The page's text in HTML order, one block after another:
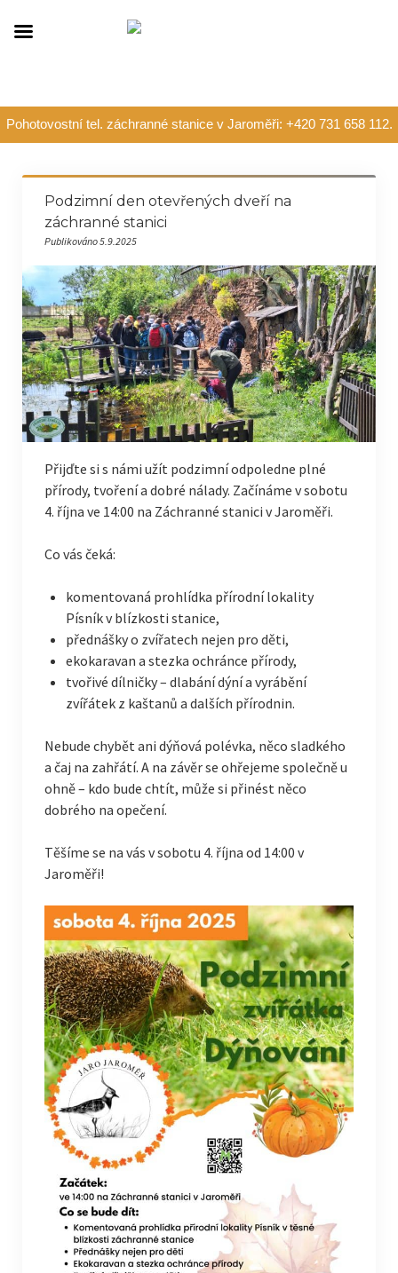
Pohotovostní tel. záchranné stanice v Jaroměři: +420 731 658 112.
Podzimní den otevřených dveří na
záchranné stanici
Publikováno 5.9.2025
Přijďte si s námi užít podzimní odpoledne plné
přírody, tvoření a dobré nálady. Začínáme v sobotu
4. října ve 14:00 na Záchranné stanici v Jaroměři.
Co vás čeká:
komentovaná prohlídka přírodní lokality
Písník v blízkosti stanice,
přednášky o zvířatech nejen pro děti,
ekokaravan a stezka ochránce přírody,
tvořivé dílničky – dlabání dýní a vyrábění
zvířátek z kaštanů a dalších přírodnin.
Nebude chybět ani dýňová polévka, něco sladkého
a čaj na zahřátí. A na závěr se ohřejeme společně u
ohně – kdo bude chtít, může si přinést něco
dobrého na opečení.
Těšíme se na vás v sobotu 4. října od 14:00 v
Jaroměři!